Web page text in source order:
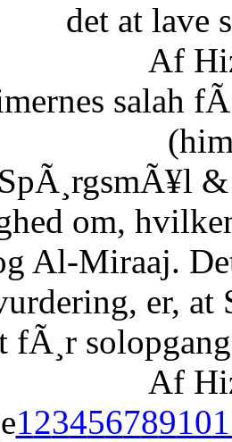
det at lave
Af
salah
SpÃ¸rgsmÃ¥l
om,
Al-Miraaj.
er, at
fÃ¸r
Af
12345678910